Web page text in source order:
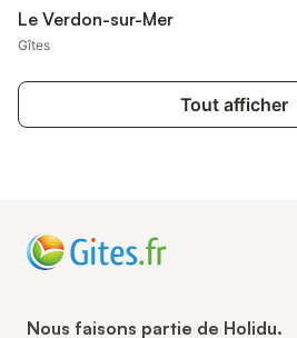
Le Verdon-sur-Mer
Gîtes
Tout afficher
Nous faisons partie de Holidu.